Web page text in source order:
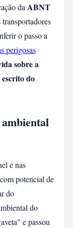
daABNT
o passo a
perigosas
sobre a
do
e nas
potencial de
do
do
e passou